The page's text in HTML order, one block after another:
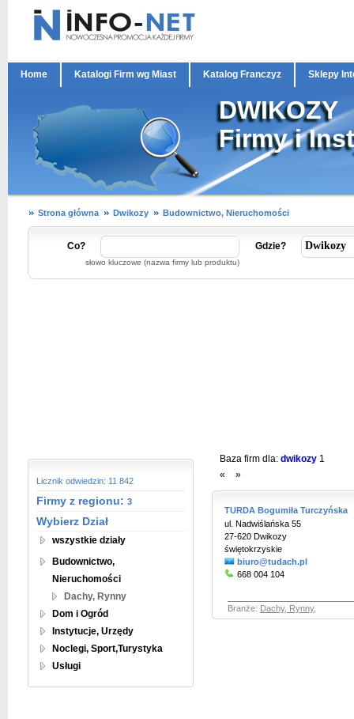
Home Katalogi Firm wg Miast Katalog Franczyz Sklepy
DWIKOZY
Firmy i
Strona główna Dwikozy Budownictwo, Nieruchomości
Co?
słowo kluczowe (nazwa firmy lub produktu)
Gdzie?
Licznik odwiedzin: 11 842
Firmy z regionu: 3
Wybierz Dział
wszystkie działy
Budownictwo,
Nieruchomości
Dachy, Rynny
Dom i Ogród
Instytucje, Urzędy
Noclegi, Sport,Turystyka
Usługi
Baza firm dla: dwikozy 1
«
»
TURDA Bogumiła Turczyńska
ul. Nadwiślańska 55
27-620 Dwikozy
świętokrzyskie
biuro@tudach.pl
668 004 104
Branże: Dachy, Rynny,